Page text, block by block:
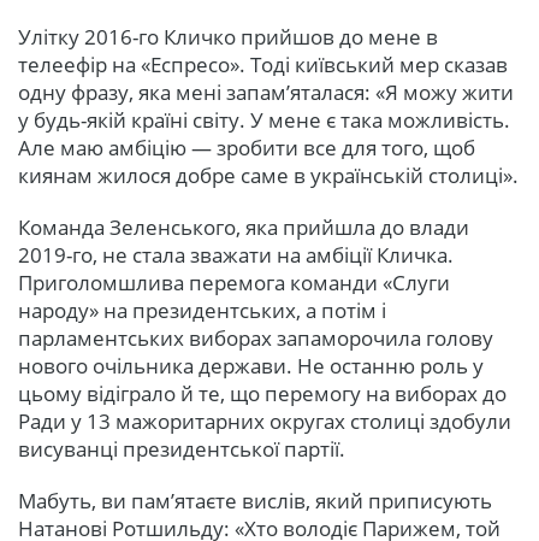
Улітку 2016-го Кличко прийшов до мене в
телеефір на «Еспресо». Тоді київський мер сказав
одну фразу, яка мені запам’яталася: «Я можу жити
у будь-якій країні світу. У мене є така можливість.
Але маю амбіцію — зробити все для того, щоб
киянам жилося добре саме в українській столиці».
Команда Зеленського, яка прийшла до влади
2019-го, не стала зважати на амбіції Кличка.
Приголомшлива перемога команди «Слуги
народу» на президентських, а потім і
парламентських виборах запаморочила голову
нового очільника держави. Не останню роль у
цьому відіграло й те, що перемогу на виборах до
Ради у 13 мажоритарних округах столиці здобули
висуванці президентської партії.
Мабуть, ви пам’ятаєте вислів, який приписують
Натанові Ротшильду: «Хто володіє Парижем, той